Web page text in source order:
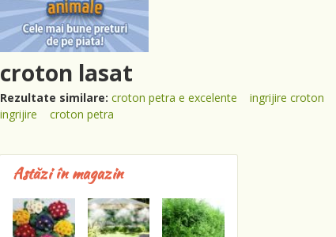
croton lasat
Rezultate similare: croton petra e excelente ingrijire croton
ingrijire
croton petra
Astăzi în magazin